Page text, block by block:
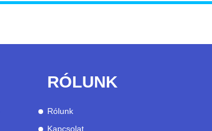
RÓLUNK
Rólunk
Kapcsolat